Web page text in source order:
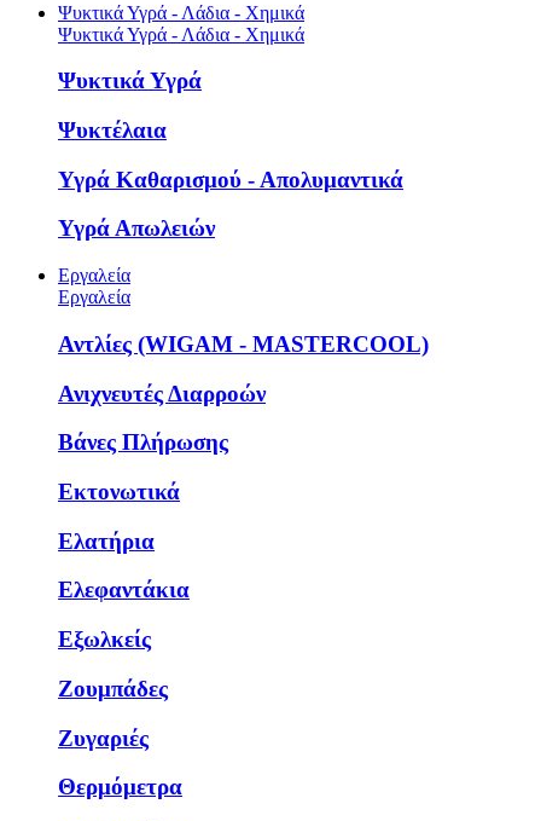
Ψυκτικά Υγρά - Λάδια - Χημικά
Ψυκτικά Υγρά - Λάδια - Χημικά
Ψυκτικά Υγρά
Ψυκτέλαια
Υγρά Καθαρισμού - Απολυμαντικά
Υγρά Απωλειών
Εργαλεία
Εργαλεία
Αντλίες (WIGAM - MASTERCOOL)
Ανιχνευτές Διαρροών
Βάνες Πλήρωσης
Εκτονωτικά
Ελατήρια
Ελεφαντάκια
Εξωλκείς
Ζουμπάδες
Ζυγαριές
Θερμόμετρα